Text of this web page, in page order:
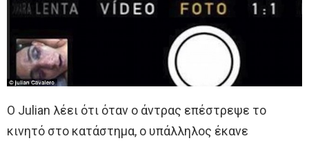
Ο Julian λέει ότι όταν ο άντρας επέστρεψε το
κινητό στο κατάστημα, ο υπάλληλος έκανε